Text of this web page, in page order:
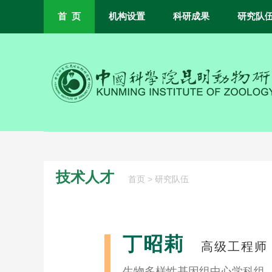
首 页 机构设置 科研成果 研究队
技术人才 首页 > 研究队伍
丁昭莉 高级工程师